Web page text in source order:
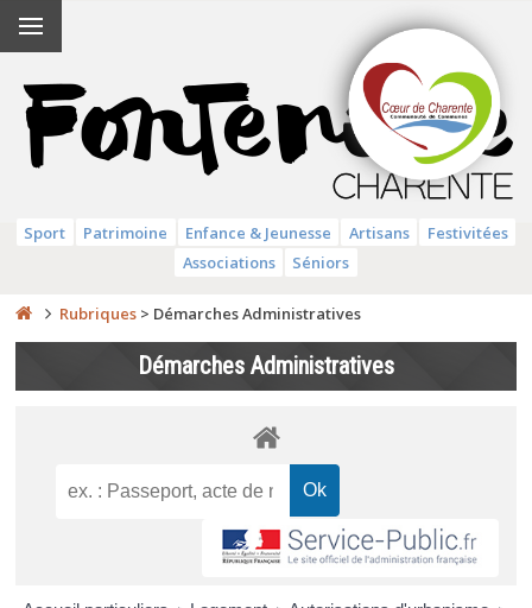
Sport Patrimoine Enfance & Jeunesse Artisans
Festivitées
Associations
Séniors
Rubriques > Démarches Administratives
Démarches Administratives